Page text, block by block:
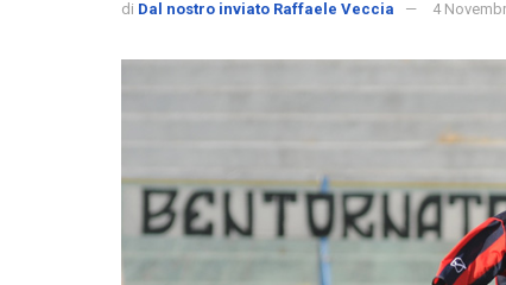
di Dal nostro inviato Raffaele Veccia 4